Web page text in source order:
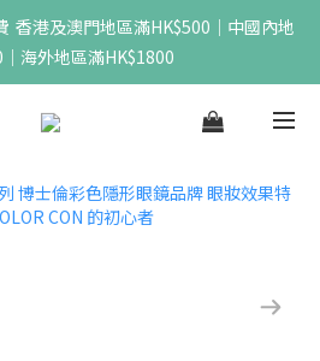
香港及澳門地區滿HK$500｜中國內地
海外地區滿HK$1800